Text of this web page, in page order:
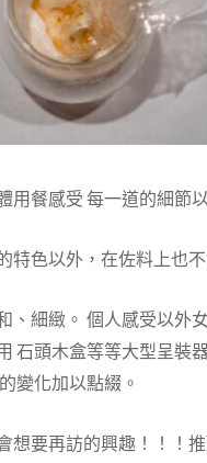
用餐感受 每一道的細節
特色以外，在佐料上也
、細緻。 個人感受以外
石頭木盒等等大型呈裝
變化加以點綴。
想要再訪的興趣！！！